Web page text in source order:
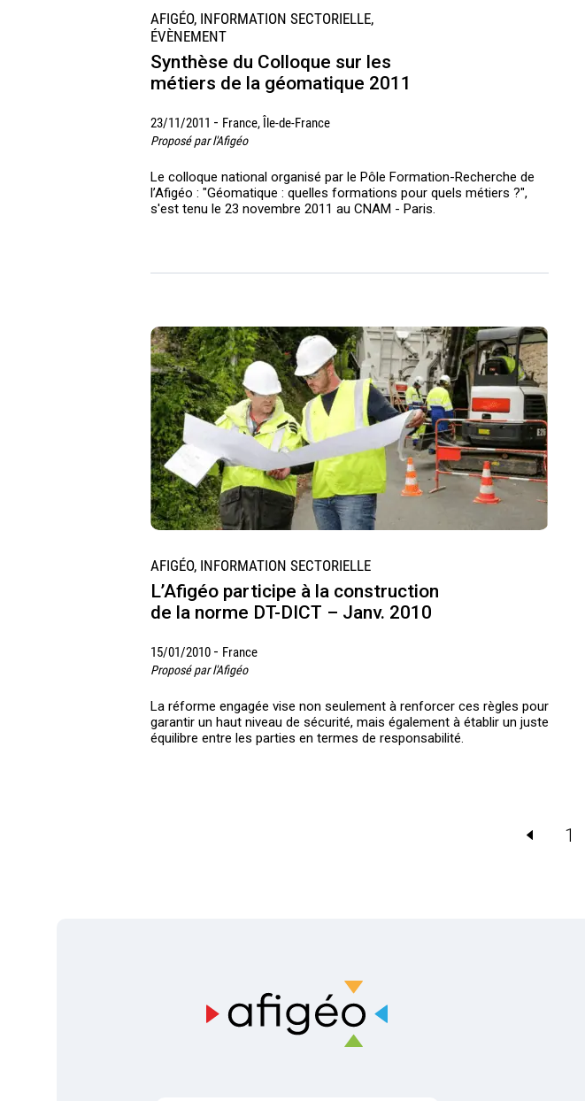
AFIGÉO, INFORMATION SECTORIELLE,
ÉVÈNEMENT
Synthèse du Colloque sur les
métiers de la géomatique 2011
23/11/2011 - France, Île-de-France
Proposé par l'Afigéo
Le colloque national organisé par le Pôle Formation-Recherche de
l’Afigéo : "Géomatique : quelles formations pour quels métiers ?",
s'est tenu le 23 novembre 2011 au CNAM - Paris.
AFIGÉO, INFORMATION SECTORIELLE
L’Afigéo participe à la construction
de la norme DT-DICT – Janv. 2010
15/01/2010 - France
Proposé par l'Afigéo
La réforme engagée vise non seulement à renforcer ces règles pour
garantir un haut niveau de sécurité, mais également à établir un juste
équilibre entre les parties en termes de responsabilité.
1